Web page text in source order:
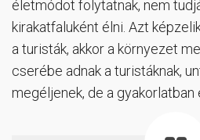
életmódot folytatnak, nem
kirakatfaluként élni. Azt
a turisták, akkor a környezet
cserébe adnak a turistáknak,
megéljenek, de a gyakorlatban